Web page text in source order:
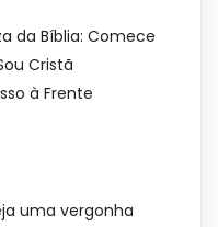
da Bíblia: Comece
Cristã
à Frente
uma vergonha